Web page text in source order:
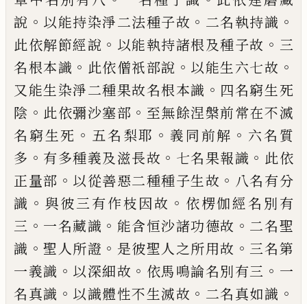
說 。 以能持染淨二法種子故 。 二名執持識 。
此依解節經說 。 以能執持諸根及種子故 。 三
名根本識 。 此依僧祇部說 。 以能生六七故 。
又能生染淨二種果故名根本識 。 四名窮生死
陰 。 此依彌沙塞部 。 至無餘涅槃前常在不滅
名窮生死 。 五名梨耶 。 義同前解 。 六名質
多 。 有多種義及滋長故 。 七名果報識 。 此依
正量部 。 以從善惡二種種子生故 。 八名有分
識 。 與彼三有作枝因故 。 依楞伽經名別有
三 。 一名藏識 。 能含恒沙諸功德故 。 二名聖
識 。聖人所證 。 是彼聖人之所用故 。 三名第
一義識 。 以深細故 。 依馬鳴論名別有三 。 一
名真識 。 以識體性不生滅故 。 二名真如識 。